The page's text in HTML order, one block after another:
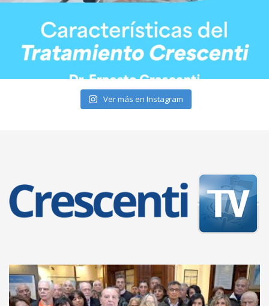
Ver más en Instagram